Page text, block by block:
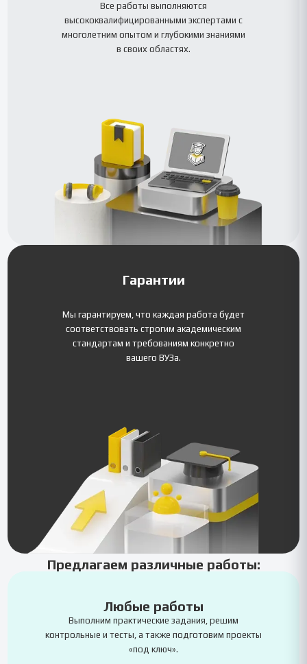
Все работы выполняются
высококвалифицированными экспертами с
многолетним опытом и глубокими знаниями
в своих областях.
Гарантии
Мы гарантируем, что каждая работа будет
соответствовать строгим академическим
стандартам и требованиям конкретно
вашего ВУЗа.
Предлагаем различные работы:
Любые работы
Выполним практические задания, решим
контрольные и тесты, а также подготовим проекты
«под ключ».